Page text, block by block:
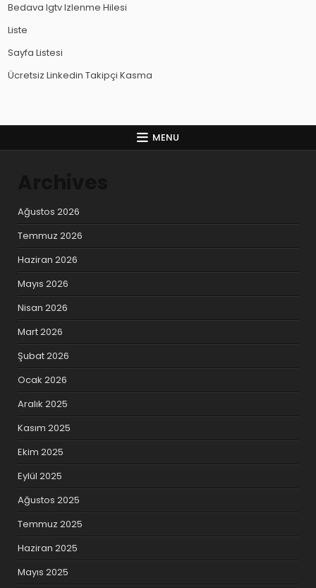
Bedava Igtv Izlenme Hilesi
Liste
Sayfa Listesi
Ücretsiz Linkedin Takipçi Kasma
MENU
Ağustos 2026
Temmuz 2026
Haziran 2026
Mayıs 2026
Nisan 2026
Mart 2026
Şubat 2026
Ocak 2026
Aralık 2025
Kasım 2025
Ekim 2025
Eylül 2025
Ağustos 2025
Temmuz 2025
Haziran 2025
Mayıs 2025